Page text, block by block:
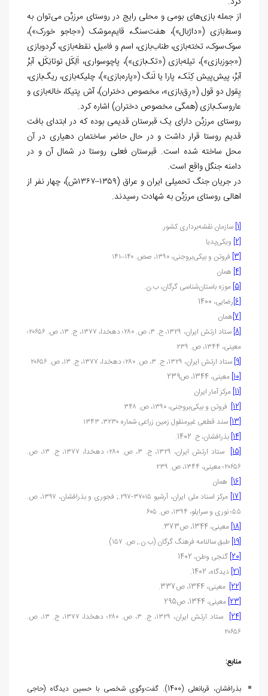
از جمله بازی‌های بومی و محلی رایج در روستای مرزبُن می‌توان به
وسط‌بازی («داژبال»)، هفت‌سنگ، قایم‌موشک («جاجو خورک»)،
سوک‌سوک، تخته‌بازی، طناب‌بازی، اسم و فامیل، نقطه‌بازی، گردو‌بازی
(«جوز‌بازی»)، تیله‌بازی («تک‌بازی»)، پاچو‌سواری، اَلِکَل توتانِکَل، آبرُ
آبرُ، پیش‌پیش کِنَک، پارا یا لَنگ («پاره‌بازی»)، چلیکه‌بازی، ریگ‌بازی،
یِقول دو قول («رِق‌بازی»، مخصوص دختران)، آش پتیکا، خاله‌بازی و
عاروسک‌بازی (همگی مخصوص دختران) اشاره کرد.
روستای مرزبُن دارای یک قبرستان قدیمی بوده که در ابتدای بافت
قدیم روستا قرار داشت و در حال حاضر ساختمان دهیاری در آن
محل ساخته شده است. قبرستان فعلی روستا در شمال آن و در
دامنه جنگل واقع است.
در جریان جنگ تحمیلی ایران و عراق (۱۳۵۹–۱۳۶۷ش)، چهار نفر از
اهالی روستای مرزبُن به شهادت رسیدند.
[1] سازمان نقشه‌برداری کشور.
[2] ویکی‌پدیا
[3] فروتن و بیکی‌بروجنی، ۱۳۹۰، صص. ۱۴۰–۱۴۱
[4] همان
[5] موزه باستان‌شناسی گرگان، ب.ن.
[6]رضایی، 1400
[7]همان
[8]
ستاد ارتش ایران، ۱۳۲۹، ج. ۳، ص. ۲۸۰؛ دهخدا، ۱۳۷۷، ج. ۱۳، ص. ۲۰۶۵۶؛
معینی، ۱۳۴۴، ص. ۲۳۹
[9] ستاد ارتش ایران، ۱۳۲۹، ج. ۳، ص. ۲۸۰؛ دهخدا، ۱۳۷۷، ج. ۱۳، ص. ۲۰۶۵۶
[10] معینی، 1344، ص239
[11] مرکز آمار ایران
[12] فروتن و بیکی‌بروجنی، ۱۳۹۰، ص. ۳۴۸
[13] سند قطعی غیرمنقول زمین زراعی شماره ۳۲۳۰، ۱۳۴۳
[14] بذرافشان، ح. 1402.
[15]
ستاد ارتش ایران، ۱۳۲۹، ج. ۳، ص. ۲۸۰؛ دهخدا، ۱۳۷۷، ج. ۱۳، ص.
۲۰۶۵۶؛ معینی، ۱۳۴۴، ص. ۲۳۹
[16] همان
[17]
مرکز اسناد ملی ایران، آرشیو ۳۷۰۱۵-۲۹۷.; فجوری و بذرافشان، ۱۳۹۷، ص.
۵۵؛ نوری و سرایلو، ۱۳۹۴، ص. ۶۰۵
[18] معینی، 1344، ص373.
[19] طبق سالنامه فرهنگ گرگان (ب.ن., ص. ۱۵۷)
[20] گنجی وطن، 1402
[21] دیدگاه، 1402.
[22] معینی، 1344، ص337.
[23] معینی، 1344، ص295
[24]
ستاد ارتش ایران، ۱۳۲۹، ج. ۳، ص. ۲۸۰؛ دهخدا، ۱۳۷۷، ج. ۱۳، ص.
۲۰۶۵۶
منابع:
بذرافشان، قربانعلی (1400). گفت‌وگوی شخصی با حسین دیدگاه (حاجی